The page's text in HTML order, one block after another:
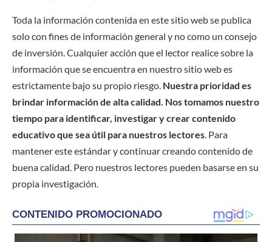
Toda la información contenida en este sitio web se publica
solo con fines de información general y no como un consejo
de inversión. Cualquier acción que el lector realice sobre la
información que se encuentra en nuestro sitio web es
estrictamente bajo su propio riesgo. Nuestra prioridad es
brindar información de alta calidad. Nos tomamos nuestro
tiempo para identificar, investigar y crear contenido
educativo que sea útil para nuestros lectores. Para
mantener este estándar y continuar creando contenido de
buena calidad. Pero nuestros lectores pueden basarse en su
propia investigación.